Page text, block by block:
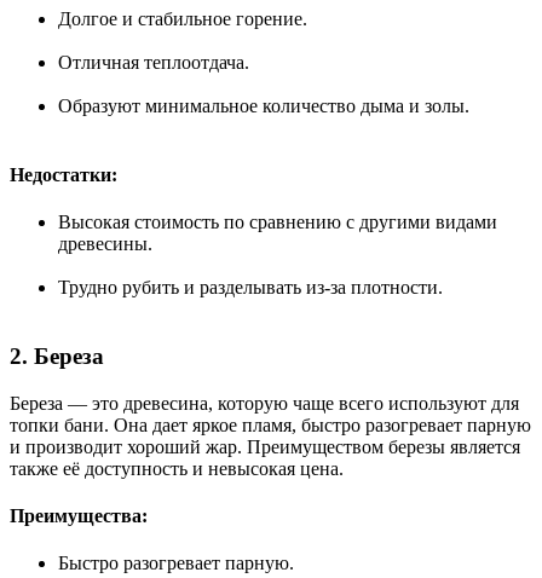
Долгое и стабильное горение.
Отличная теплоотдача.
Образуют минимальное количество дыма и золы.
Недостатки:
Высокая стоимость по сравнению с другими видами
древесины.
Трудно рубить и разделывать из-за плотности.
2. Береза
Береза — это древесина, которую чаще всего используют для
топки бани. Она дает яркое пламя, быстро разогревает парную
и производит хороший жар. Преимуществом березы является
также её доступность и невысокая цена.
Преимущества:
Быстро разогревает парную.